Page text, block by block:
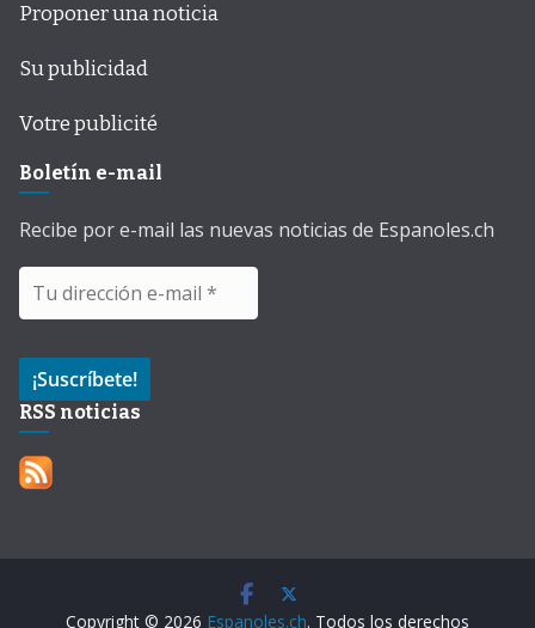
Proponer una noticia
Su publicidad
Votre publicité
Boletín e-mail
Recibe por e-mail las nuevas noticias de Espanoles.ch
RSS noticias
Copyright © 2026 Espanoles.ch. Todos los derechos